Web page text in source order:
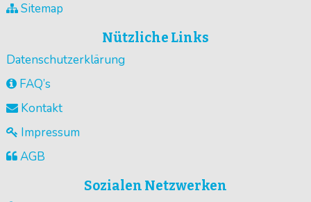
Sitemap
Nützliche Links
Datenschutzerklärung
FAQ’s
Kontakt
Impressum
AGB
Sozialen Netzwerken